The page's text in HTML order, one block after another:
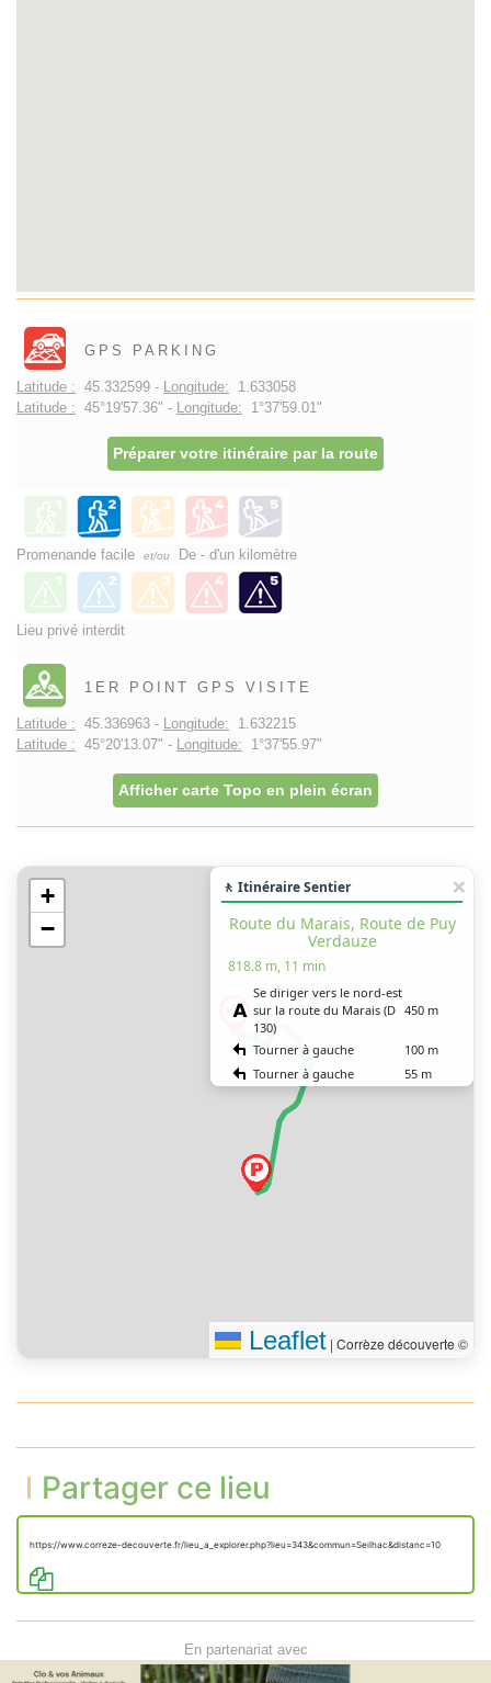
GPS PARKING
Latitude : 45.332599 - Longitude: 1.633058
Latitude : 45°19'57.36" - Longitude: 1°37'59.01"
Préparer votre itinéraire par la route
Promenande facile et/ou De - d'un kilomètre
Lieu privé interdit
1ER POINT GPS VISITE
Latitude : 45.336963 - Longitude: 1.632215
Latitude : 45°20'13.07" - Longitude: 1°37'55.97"
Afficher carte Topo en plein écran
+
−
🚶 Itinéraire Sentier
Route du Marais, Route de Puy
Verdauze
818.8 m, 11 min
Se diriger vers le nord-est
sur la route du Marais (D
130)
450 m
Tourner à gauche
100 m
Tourner à gauche
55 m
Tourner à gauche
Tourner à gauche
Vous êtes arrivé à votre
destination
Leaflet | Corrèze découverte ©
Partager ce lieu
https://www.correze-decouverte.fr/lieu_a_explorer.php?lieu=343&commun=Seilhac&distanc=10
En partenariat avec